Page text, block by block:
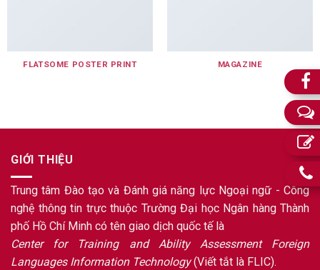
FLATSOME POSTER PRINT MAGAZINE
GIỚI THIỆU
Trung tâm Đào tạo và Đánh giá năng lực Ngoại ngữ - Công
nghệ thông tin trực thuộc Trường Đại học Ngân hàng Thành
phố Hồ Chí Minh có tên giao dịch quốc tế là
Center for Training and Ability Assessment Foreign
Languages Information Technology(Viết tắt là FLIC).